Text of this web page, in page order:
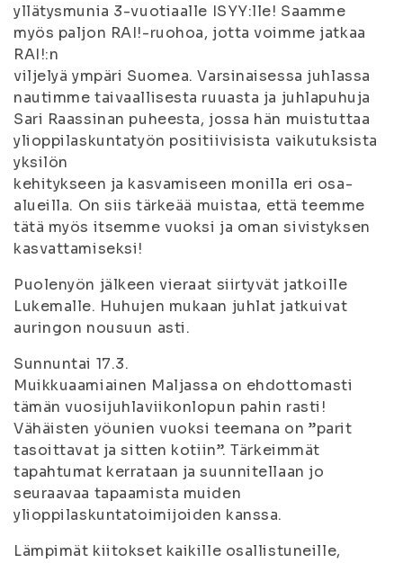
yllätysmunia 3-vuotiaalle ISYY:lle! Saamme
myös paljon RAI!-ruohoa, jotta voimme jatkaa
RAI!:n
viljelyä ympäri Suomea. Varsinaisessa juhlassa
nautimme taivaallisesta ruuasta ja juhlapuhuja
Sari Raassinan puheesta, jossa hän muistuttaa
ylioppilaskuntatyön positiivisista vaikutuksista
yksilön
kehitykseen ja kasvamiseen monilla eri osa-
alueilla. On siis tärkeää muistaa, että teemme
tätä myös itsemme vuoksi ja oman sivistyksen
kasvattamiseksi!
Puolenyön jälkeen vieraat siirtyvät jatkoille
Lukemalle. Huhujen mukaan juhlat jatkuivat
auringon nousuun asti.
Sunnuntai 17.3.
Muikkuaamiainen Maljassa on ehdottomasti
tämän vuosijuhlaviikonlopun pahin rasti!
Vähäisten yöunien vuoksi teemana on ”parit
tasoittavat ja sitten kotiin”. Tärkeimmät
tapahtumat kerrataan ja suunnitellaan jo
seuraavaa tapaamista muiden
ylioppilaskuntatoimijoiden kanssa.
Lämpimät kiitokset kaikille osallistuneille,